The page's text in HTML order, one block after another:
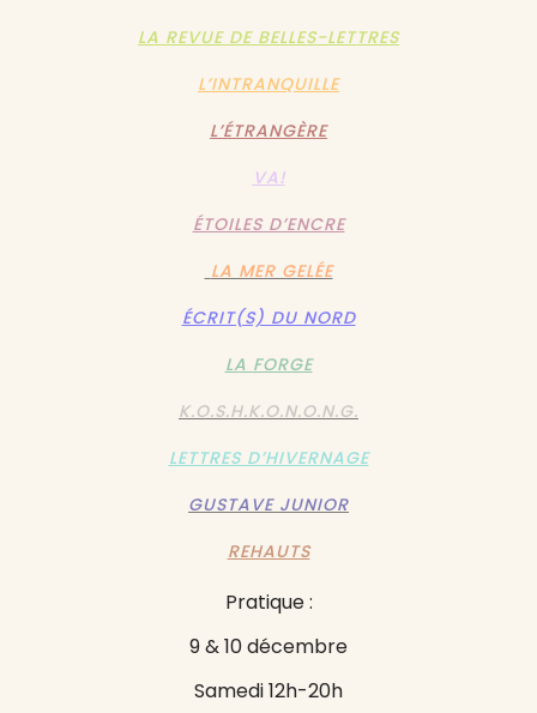
LA REVUE DE BELLES-LETTRES
L’INTRANQUILLE
L’ÉTRANGÈRE
VA!
ÉTOILES D’ENCRE
LA MER GELÉE
ÉCRIT(S) DU NORD
LA FORGE
K.O.S.H.K.O.N.O.N.G.
LETTRES D’HIVERNAGE
GUSTAVE JUNIOR
REHAUTS
Pratique :
9 & 10 décembre
Samedi 12h-20h